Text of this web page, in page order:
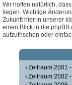
Wir hoffen natürlich,
liegen. Wichtige
Zukunft hier in unserer
einen Blick in die
aufzufrischen oder
Zeitraum 2001
Zeitraum 2002